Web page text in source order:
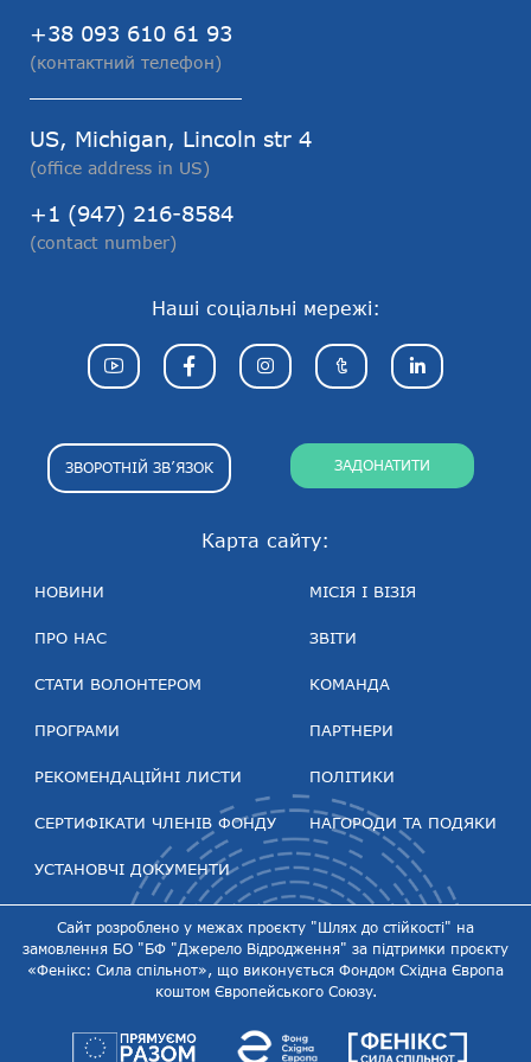
+38 093 610 61 93
(контактний телефон)
US, Michigan, Lincoln str 4
(office address in US)
+1 (947) 216-8584
(contact number)
Карта сайту:
НОВИНИ
ПРО НАС
СТАТИ ВОЛОНТЕРОМ
ПРОГРАМИ
РЕКОМЕНДАЦІЙНІ ЛИСТИ
СЕРТИФІКАТИ ЧЛЕНІВ ФОНДУ
УСТАНОВЧІ ДОКУМЕНТИ
МІСІЯ І ВІЗІЯ
ЗВІТИ
КОМАНДА
ПАРТНЕРИ
ПОЛІТИКИ
НАГОРОДИ ТА ПОДЯКИ
Наші соціальні мережі:
ЗВОРОТНІЙ ЗВ’ЯЗОК ЗАДОНАТИТИ
Сайт розроблено у межах проєкту "Шлях до стійкості" на
замовлення БО "БФ "Джерело Відродження" за підтримки проєкту
«Фенікс: Сила спільнот», що виконується Фондом Східна Європа
коштом Європейського Союзу.